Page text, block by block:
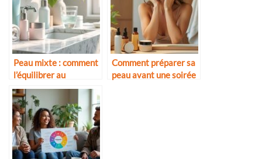
Peau mixte : comment
l’équilibrer au
quotidien
Comment préparer sa
peau avant une soirée